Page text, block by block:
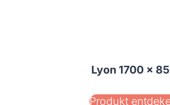
Lyon 1700 x
Produkt